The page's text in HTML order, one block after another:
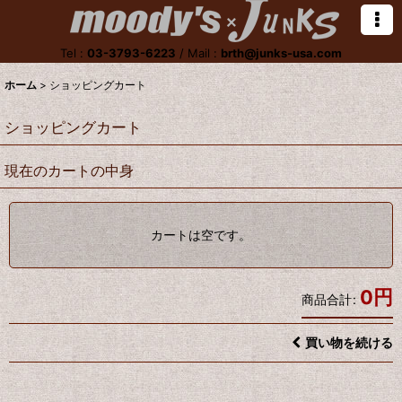
Tel : 03-3793-6223 / Mail : brth@junks-usa.com
ホーム > ショッピングカート
ショッピングカート
現在のカートの中身
カートは空です。
商品合計: 0円
買い物を続ける